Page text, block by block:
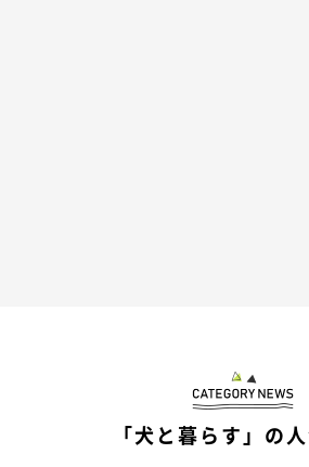
「犬と暮らす」の